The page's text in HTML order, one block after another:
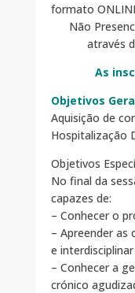
formato
Não
através
As
Objetivos
Aquisição de
Hospitalização
Objetivos
No final da
capazes de:
– Conhecer o
– Apreender
e
– Conhecer a
crónico